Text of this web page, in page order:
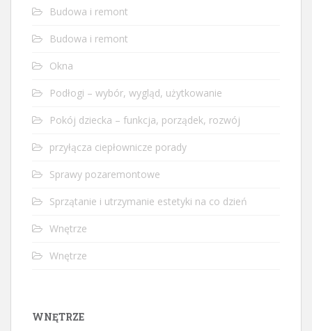
Budowa i remont
Budowa i remont
Okna
Podłogi – wybór, wygląd, użytkowanie
Pokój dziecka – funkcja, porządek, rozwój
przyłącza ciepłownicze porady
Sprawy pozaremontowe
Sprzątanie i utrzymanie estetyki na co dzień
Wnętrze
Wnętrze
WNĘTRZE